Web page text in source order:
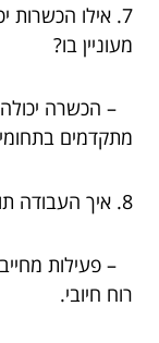
7. אילו הכשרות
מעוניין בו?
– הכשרה יכולה
מתקדמים
8. איך העבודה תורמת לבריאות הנפשית שלי?
– פעילות
רוח חיובי.